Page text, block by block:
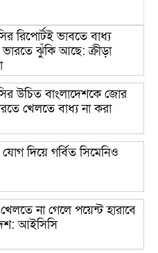
রিপোর্টই ভাবতে বাধ্য
ভারতে ঝুঁকি আছে: ক্রীড়া
উচিত বাংলাদেশকে জোর
খেলতে বাধ্য না করা
যোগ দিয়ে গর্বিত সিমেনিও
না গেলে পয়েন্ট হারাবে
আইসিসি